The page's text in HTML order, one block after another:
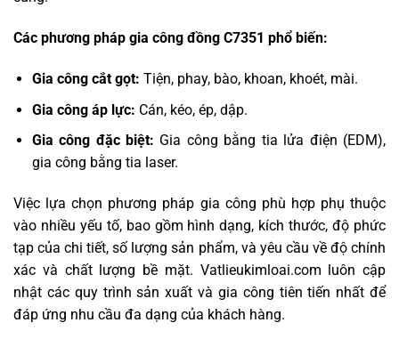
Các phương pháp gia công đồng C7351 phổ biến:
Gia công cắt gọt: Tiện, phay, bào, khoan, khoét, mài.
Gia công áp lực: Cán, kéo, ép, dập.
Gia công đặc biệt: Gia công bằng tia lửa điện (EDM),
gia công bằng tia laser.
Việc lựa chọn phương pháp gia công phù hợp phụ thuộc
vào nhiều yếu tố, bao gồm hình dạng, kích thước, độ phức
tạp của chi tiết, số lượng sản phẩm, và yêu cầu về độ chính
xác và chất lượng bề mặt. Vatlieukimloai.com luôn cập
nhật các quy trình sản xuất và gia công tiên tiến nhất để
đáp ứng nhu cầu đa dạng của khách hàng.